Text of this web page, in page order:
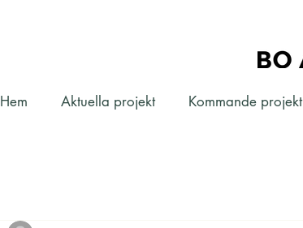
Hem Aktuella projekt Kommande projekt